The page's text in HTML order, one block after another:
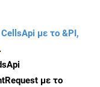
CellsApi με το &PI,
.
με το